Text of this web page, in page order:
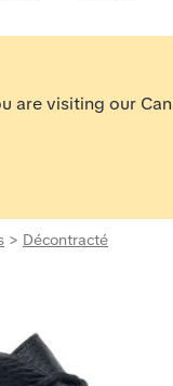
are visiting our
> Décontracté